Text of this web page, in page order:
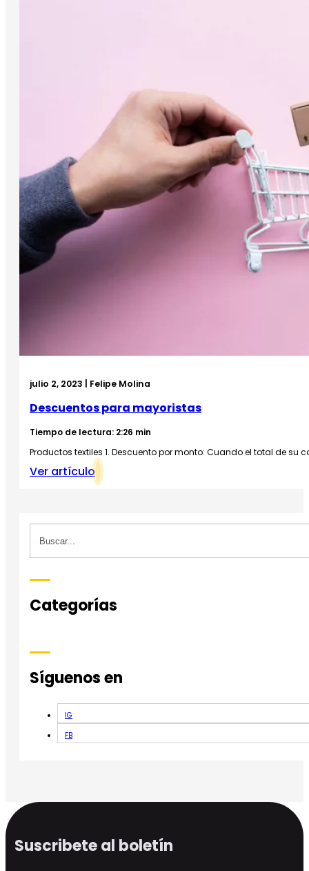
julio 2, 2023 | Felipe Molina
Descuentos para mayoristas
Tiempo de lectura: 2:26 min
Productos textiles 1. Descuento por monto: Cuando el total de
Ver artículo
Categorías
Síguenos en
IG
FB
Suscribete al boletín